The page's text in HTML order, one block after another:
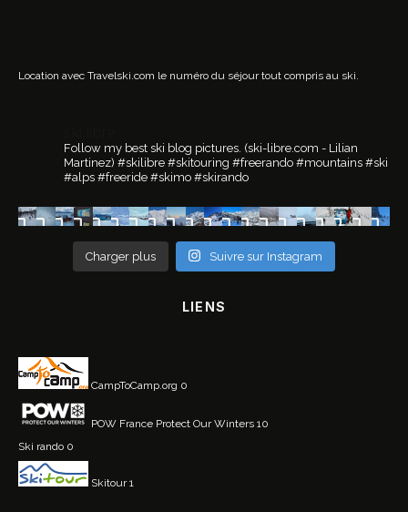
Location avec Travelski.com le numéro du séjour tout compris au ski.
Follow my best ski blog pictures. (ski-libre.com - Lilian
Martinez) #skilibre #skitouring #freerando #mountains #ski
#alps #freeride #skimo #skirando
Charger plus Suivre sur Instagram
LIENS
CampToCamp.org 0
POW France Protect Our Winters 10
Ski rando 0
Skitour1